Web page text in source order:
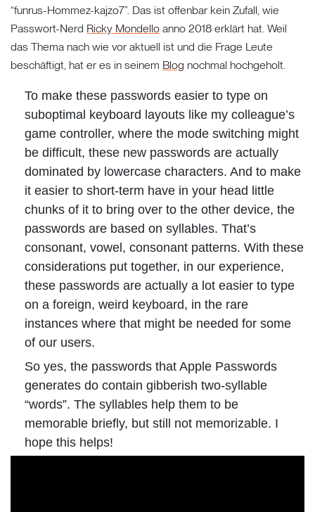
“funrus-Hommez-kajzo7”. Das ist offenbar kein Zufall, wie
Passwort-Nerd Ricky Mondello anno 2018 erklärt hat. Weil
das Thema nach wie vor aktuell ist und die Frage Leute
beschäftigt, hat er es in seinem Blog nochmal hochgeholt.
To make these passwords easier to type on
suboptimal keyboard layouts like my colleague’s
game controller, where the mode switching might
be difficult, these new passwords are actually
dominated by lowercase characters. And to make
it easier to short-term have in your head little
chunks of it to bring over to the other device, the
passwords are based on syllables. That’s
consonant, vowel, consonant patterns. With these
considerations put together, in our experience,
these passwords are actually a lot easier to type
on a foreign, weird keyboard, in the rare
instances where that might be needed for some
of our users.
So yes, the passwords that Apple Passwords
generates do contain gibberish two-syllable
“words”. The syllables help them to be
memorable briefly, but still not memorizable. I
hope this helps!